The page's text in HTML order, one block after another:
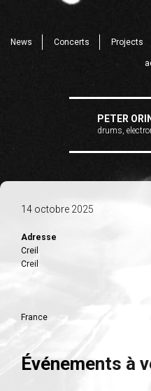
News Concerts Projects
PETER
drums,
14 octobre 2025
Adresse
Creil
Creil
France
Événements à